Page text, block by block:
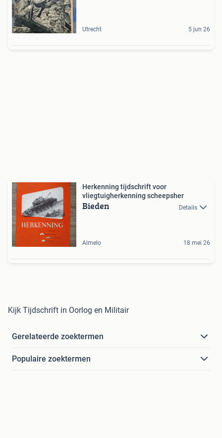
Utrecht 5 jun 26
Herkenning tijdschrift voor
vliegtuigherkenning scheepsher
Bieden Details
Almelo 18 mei 26
Kijk Tijdschrift in Oorlog en Militair
Gerelateerde zoektermen
Populaire zoektermen